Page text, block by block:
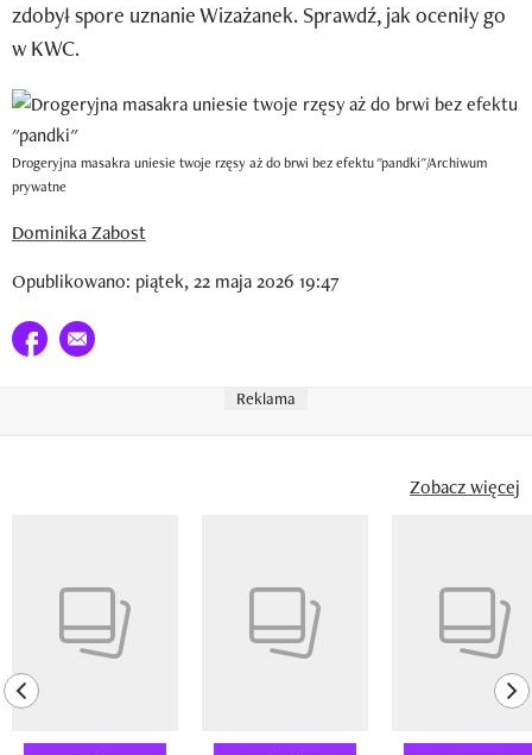
Newsletter
Mój profil / Zarejestruj się
zdobył spore uznanie Wizażanek. Sprawdź, jak oceniły go
w KWC.
Drogeryjna masakra uniesie twoje rzęsy aż do brwi bez efektu "pandki"/Archiwum
prywatne
Dominika Zabost
Opublikowano: piątek, 22 maja 2026 19:47
Udostępnij na facebook
E-mail do przyjaciela
Reklama
Zobacz więcej
previous element